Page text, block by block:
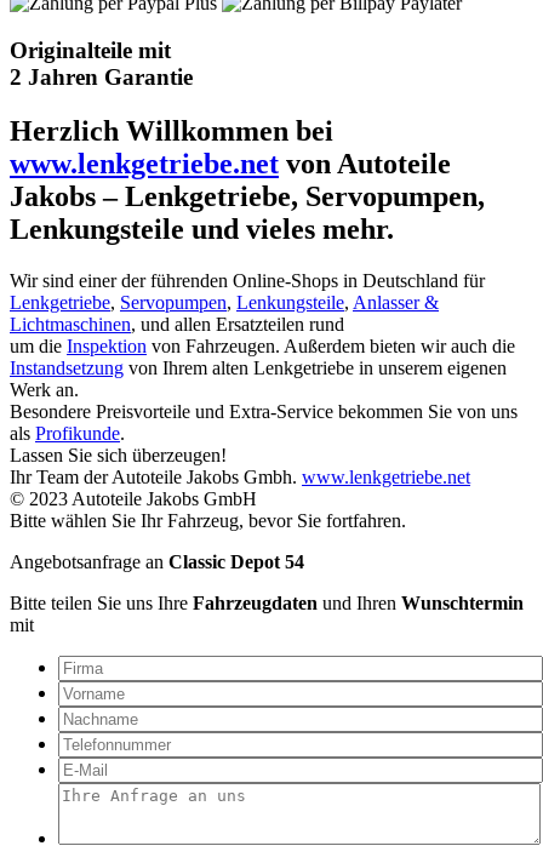
Originalteile mit
2 Jahren Garantie
Herzlich Willkommen bei
www.lenkgetriebe.net von Autoteile
Jakobs – Lenkgetriebe, Servopumpen,
Lenkungsteile und vieles mehr.
Wir sind einer der führenden Online-Shops in Deutschland für
Lenkgetriebe, Servopumpen, Lenkungsteile, Anlasser &
Lichtmaschinen, und allen Ersatzteilen rund
um die Inspektion von Fahrzeugen. Außerdem bieten wir auch die
Instandsetzung von Ihrem alten Lenkgetriebe in unserem eigenen
Werk an.
Besondere Preisvorteile und Extra-Service bekommen Sie von uns
als Profikunde.
Lassen Sie sich überzeugen!
Ihr Team der Autoteile Jakobs Gmbh. www.lenkgetriebe.net
© 2023 Autoteile Jakobs GmbH
Bitte wählen Sie Ihr Fahrzeug, bevor Sie fortfahren.
Angebotsanfrage an Classic Depot 54
Bitte teilen Sie uns Ihre Fahrzeugdaten und Ihren Wunschtermin
mit